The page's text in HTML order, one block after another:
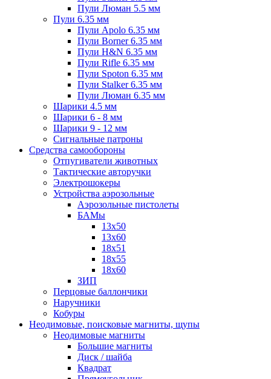
Пули Люман 5.5 мм
Пули 6.35 мм
Пули Apolo 6.35 мм
Пули Borner 6.35 мм
Пули H&N 6.35 мм
Пули Rifle 6.35 мм
Пули Spoton 6.35 мм
Пули Stalker 6.35 мм
Пули Люман 6.35 мм
Шарики 4.5 мм
Шарики 6 - 8 мм
Шарики 9 - 12 мм
Сигнальные патроны
Средства самообороны
Отпугиватели животных
Тактические авторучки
Электрошокеры
Устройства аэрозольные
Аэрозольные пистолеты
БАМы
13х50
13х60
18х51
18х55
18х60
ЗИП
Перцовые баллончики
Наручники
Кобуры
Неодимовые, поисковые магниты, щупы
Неодимовые магниты
Большие магниты
Диск / шайба
Квадрат